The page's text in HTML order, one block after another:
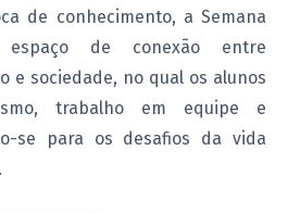
de conhecimento, a Semana
de conexão entre
e sociedade, no qual os alunos
trabalho em equipe e
se para os desafios da vida